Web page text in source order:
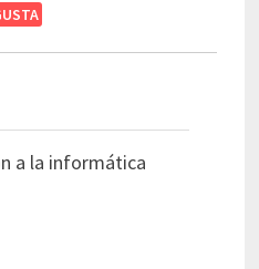
a la informática